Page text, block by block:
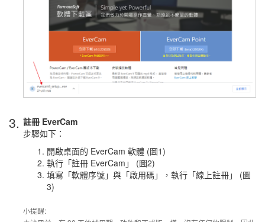
3. 註冊 EverCam
步驟如下：
開啟桌面的 EverCam 軟體 (圖1)
執行「註冊 EverCam」 (圖2)
填寫「軟體序號」與「啟用碼」，執行「線上註冊」 (圖
3)
小提醒: